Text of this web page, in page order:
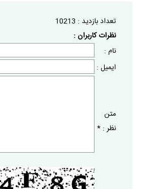
تعداد بازديد : 10213
نظرات كاربران :
نام :
ايميل :
متن
نظر : *